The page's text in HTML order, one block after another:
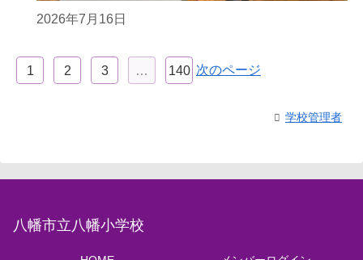
2026年7月16日
1 2 3 … 140 次のページ
学校管理者
八幡市立八幡小学校